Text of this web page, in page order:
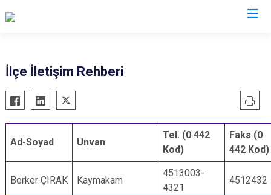
Aşkale
Çat
Pasinler
Pazaryolu
Şenkaya
Tekman
İlçe İletişim Rehberi
Ad-Soyad Unvan
Tel. (0 442
Kod)
Faks (0
442 Kod)
Berker ÇIRAK Kaymakam
4513003-
4321
4512432